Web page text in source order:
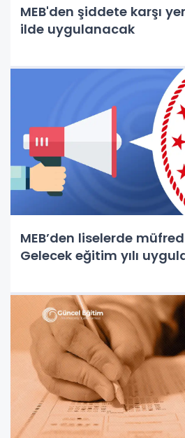
MEB'den şiddete karşı
ilde uygulanacak
MEB’den liselerde
Gelecek eğitim yılı